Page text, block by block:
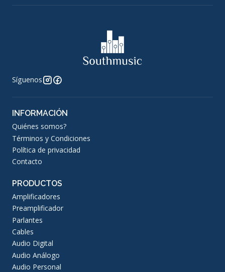
Síguenos
INFORMACIÓN
Quiénes somos?
Términos y Condiciones
Política de privacidad
Contacto
PRODUCTOS
Amplificadores
Preamplificador
Parlantes
Cables
Audio Digital
Audio Análogo
Audio Personal